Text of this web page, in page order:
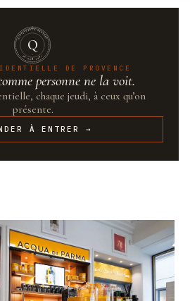
QUINTESSENCE·PROVENCE
UN·SUR·CENT
Q
DE PROVENCE
personne ne la voit.
chaque jeudi, à ceux qu’on
présente.
À ENTRER →